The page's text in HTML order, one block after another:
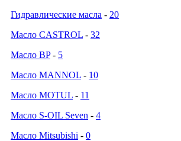
Гидравлические масла - 20
Масло CASTROL - 32
Масло BP- 5
Масло MANNOL - 10
Масло MOTUL - 11
Масло S-OIL Seven - 4
Масло Mitsubishi - 0